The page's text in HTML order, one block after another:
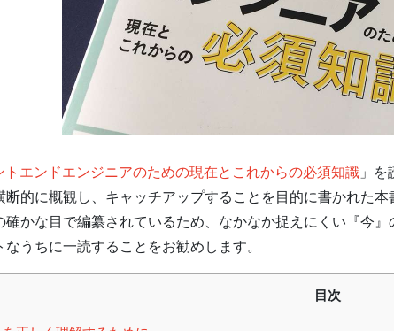
トエンドエンジニアのための現在とこれからの必須知識 」
的に概観し、キャッチアップすることを目的に書かれた本
かな目で編纂されているため、なかなか捉えにくい『今
うちに一読することをお勧めします。
目次